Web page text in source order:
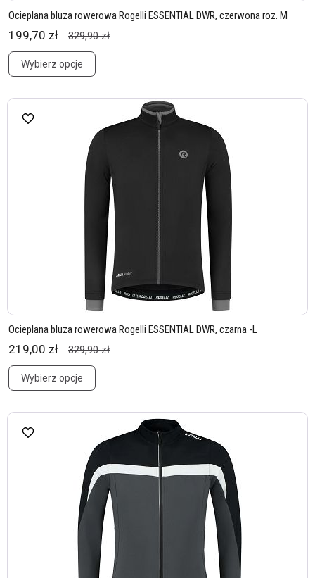
Ocieplana bluza rowerowa Rogelli ESSENTIAL DWR, czerwona roz. M
199,70 zł 329,90 zł
Wybierz opcje
Ocieplana bluza rowerowa Rogelli ESSENTIAL DWR, czarna -L
219,00 zł 329,90 zł
Wybierz opcje